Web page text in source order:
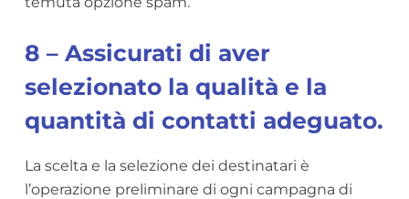
8 – Assicurati di aver
selezionato la qualità e la
quantità di contatti adeguato.
La scelta e la selezione dei destinatari è
l’operazione preliminare di ogni campagna di